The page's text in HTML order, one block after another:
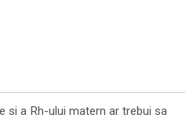
si a Rh-ului matern ar trebui sa